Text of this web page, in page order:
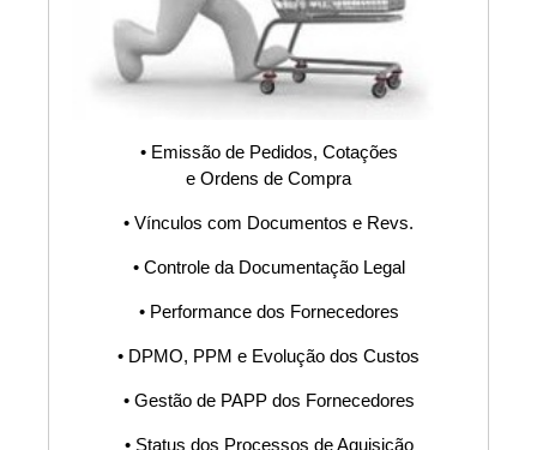
• Emissão de Pedidos, Cotações
e Ordens de Compra
• Vínculos com Documentos e Revs.
• Controle da Documentação Legal
• Performance dos Fornecedores
• DPMO, PPM e Evolução dos Custos
• Gestão de PAPP dos Fornecedores
• Status dos Processos de Aquisição
Revisão,
Procedimento,
POP, Fluxograma,
PDCA, Planilha,
Software, Sistema